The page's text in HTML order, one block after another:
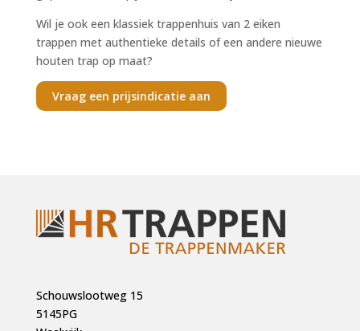
Wil je ook een klassiek trappenhuis van 2 eiken
trappen met authentieke details of een andere nieuwe
houten trap op maat?
Vraag een prijsindicatie aan
Schouwslootweg 15
5145PG